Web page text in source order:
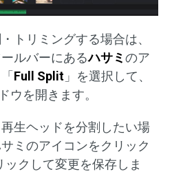
トリミングする場合は、
ルバーにあるハサミ のア
Full Split 」を選択して、
ウを開きます。
生ヘッドを分割したい場
ミのアイコンをクリック
ックして変更を保存しま